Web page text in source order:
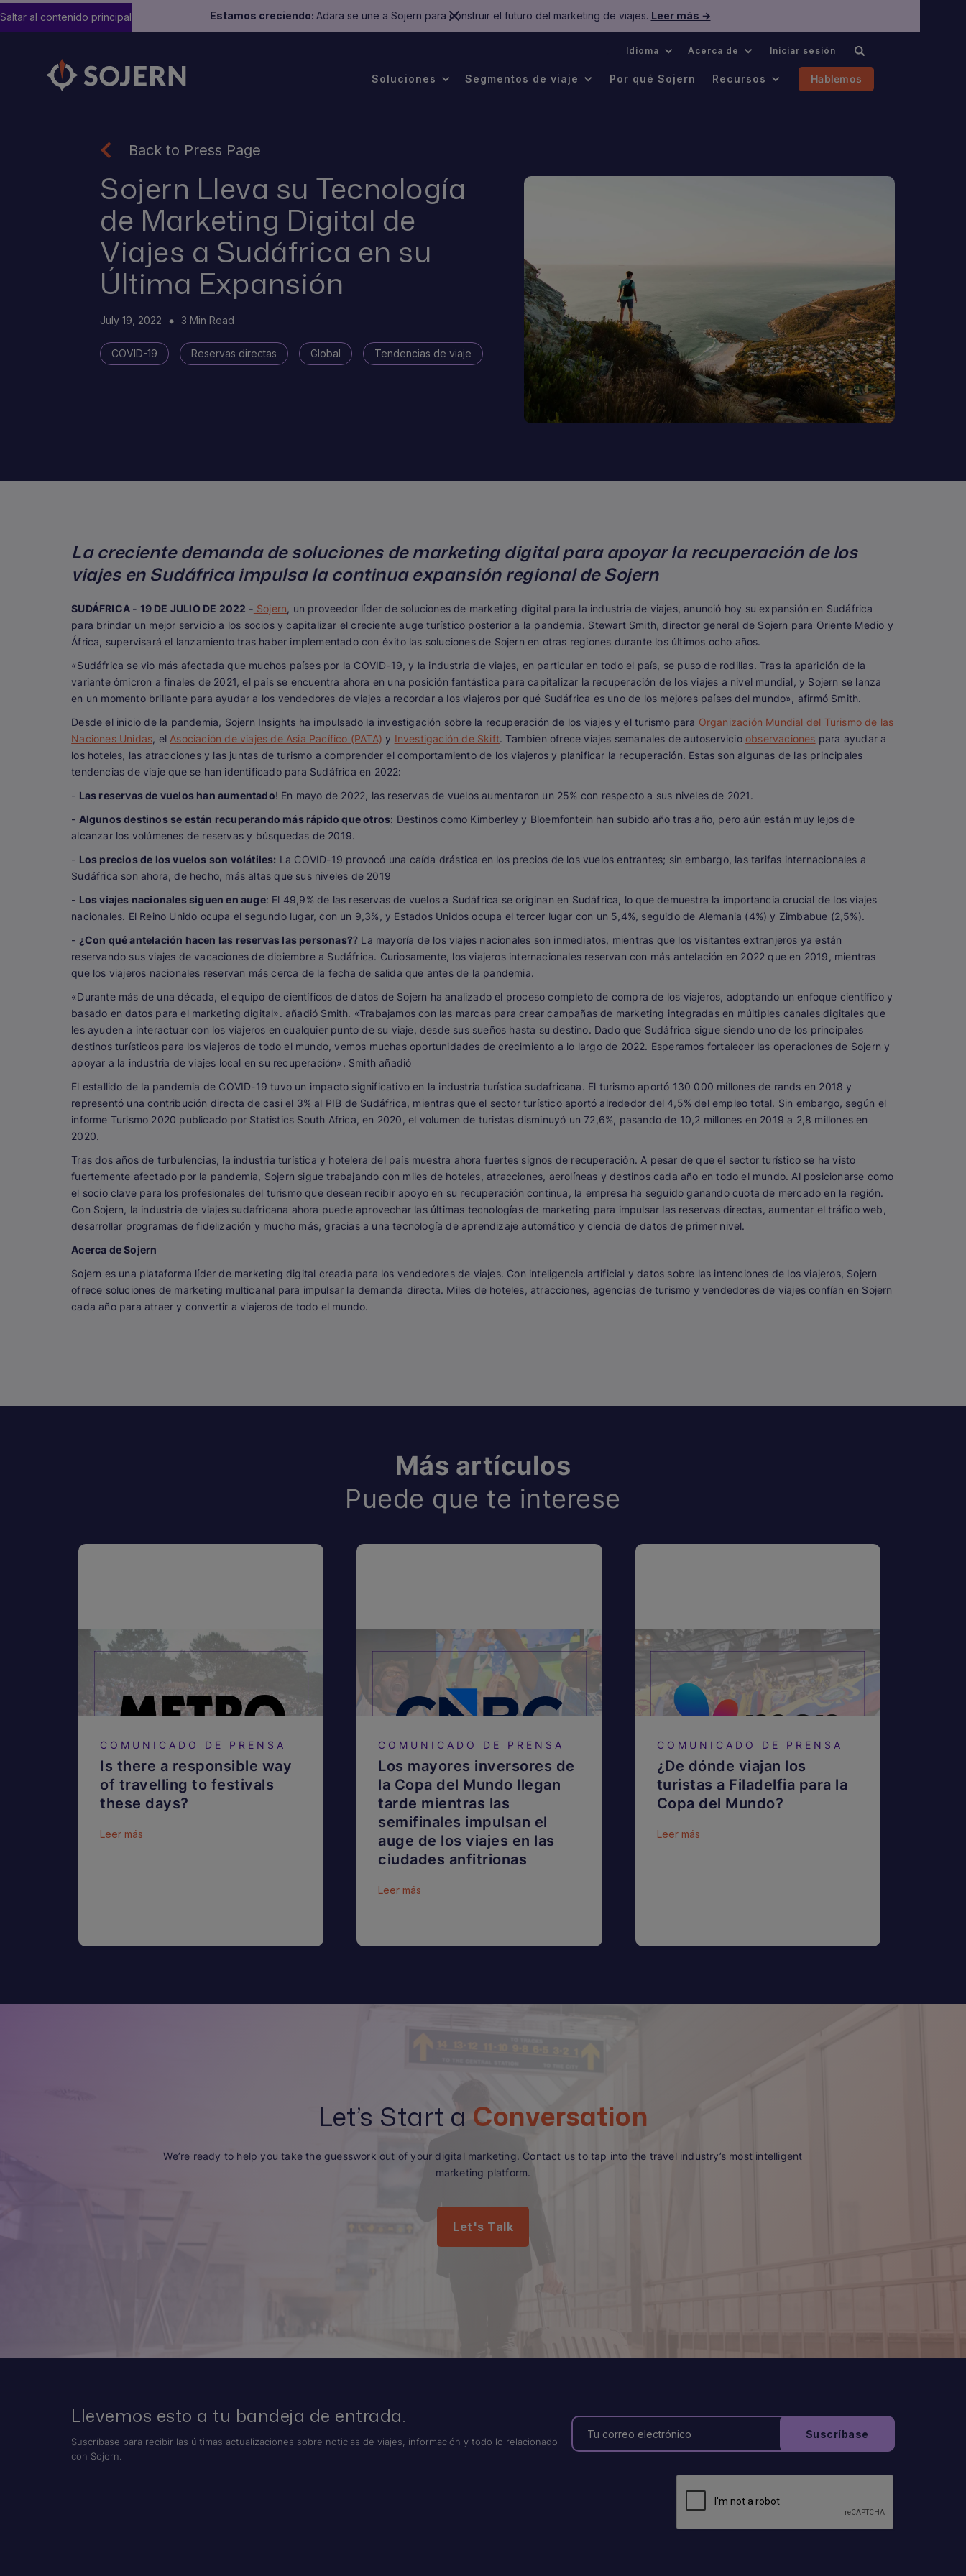
Estamos creciendo: Adara se une a Sojern para construir el futuro del marketing de viajes. Leer más →
Saltar al contenido principal
Idioma Acerca de Iniciar sesión
Soluciones Segmentos de viaje Por qué Sojern Recursos Hablemos
Back to Press Page
Sojern Lleva su Tecnología
de Marketing Digital de
Viajes a Sudáfrica en su
Última Expansión
July 19, 2022 3 Min Read
COVID-19 Reservas directas Global Tendencias de viaje
La creciente demanda de soluciones de marketing digital para apoyar la recuperación de los
viajes en Sudáfrica impulsa la continua expansión regional de Sojern
SUDÁFRICA - 19 DE JULIO DE 2022 - Sojern, un proveedor líder de soluciones de marketing digital para la industria de viajes, anunció hoy su expansión en Sudáfrica
para brindar un mejor servicio a los socios y capitalizar el creciente auge turístico posterior a la pandemia. Stewart Smith, director general de Sojern para Oriente Medio y
África, supervisará el lanzamiento tras haber implementado con éxito las soluciones de Sojern en otras regiones durante los últimos ocho años.
«Sudáfrica se vio más afectada que muchos países por la COVID-19, y la industria de viajes, en particular en todo el país, se puso de rodillas. Tras la aparición de la
variante ómicron a finales de 2021, el país se encuentra ahora en una posición fantástica para capitalizar la recuperación de los viajes a nivel mundial, y Sojern se lanza
en un momento brillante para ayudar a los vendedores de viajes a recordar a los viajeros por qué Sudáfrica es uno de los mejores países del mundo», afirmó Smith.
Desde el inicio de la pandemia, Sojern Insights ha impulsado la investigación sobre la recuperación de los viajes y el turismo para Organización Mundial del Turismo de las
Naciones Unidas, el Asociación de viajes de Asia Pacífico (PATA) y Investigación de Skift. También ofrece viajes semanales de autoservicioobservaciones para ayudar a
los hoteles, las atracciones y las juntas de turismo a comprender el comportamiento de los viajeros y planificar la recuperación. Estas son algunas de las principales
tendencias de viaje que se han identificado para Sudáfrica en 2022:
- Las reservas de vuelos han aumentado! En mayo de 2022, las reservas de vuelos aumentaron un 25% con respecto a sus niveles de 2021.
- Algunos destinos se están recuperando más rápido que otros: Destinos como Kimberley y Bloemfontein han subido año tras año, pero aún están muy lejos de
alcanzar los volúmenes de reservas y búsquedas de 2019.
- Los precios de los vuelos son volátiles: La COVID-19 provocó una caída drástica en los precios de los vuelos entrantes; sin embargo, las tarifas internacionales a
Sudáfrica son ahora, de hecho, más altas que sus niveles de 2019
- Los viajes nacionales siguen en auge: El 49,9% de las reservas de vuelos a Sudáfrica se originan en Sudáfrica, lo que demuestra la importancia crucial de los viajes
nacionales. El Reino Unido ocupa el segundo lugar, con un 9,3%, y Estados Unidos ocupa el tercer lugar con un 5,4%, seguido de Alemania (4%) y Zimbabue (2,5%).
- ¿Con qué antelación hacen las reservas las personas?? La mayoría de los viajes nacionales son inmediatos, mientras que los visitantes extranjeros ya están
reservando sus viajes de vacaciones de diciembre a Sudáfrica. Curiosamente, los viajeros internacionales reservan con más antelación en 2022 que en 2019, mientras
que los viajeros nacionales reservan más cerca de la fecha de salida que antes de la pandemia.
«Durante más de una década, el equipo de científicos de datos de Sojern ha analizado el proceso completo de compra de los viajeros, adoptando un enfoque científico y
basado en datos para el marketing digital». añadió Smith. «Trabajamos con las marcas para crear campañas de marketing integradas en múltiples canales digitales que
les ayuden a interactuar con los viajeros en cualquier punto de su viaje, desde sus sueños hasta su destino. Dado que Sudáfrica sigue siendo uno de los principales
destinos turísticos para los viajeros de todo el mundo, vemos muchas oportunidades de crecimiento a lo largo de 2022. Esperamos fortalecer las operaciones de Sojern y
apoyar a la industria de viajes local en su recuperación». Smith añadió
El estallido de la pandemia de COVID-19 tuvo un impacto significativo en la industria turística sudafricana. El turismo aportó 130 000 millones de rands en 2018 y
representó una contribución directa de casi el 3% al PIB de Sudáfrica, mientras que el sector turístico aportó alrededor del 4,5% del empleo total. Sin embargo, según el
informe Turismo 2020 publicado por Statistics South Africa, en 2020, el volumen de turistas disminuyó un 72,6%, pasando de 10,2 millones en 2019 a 2,8 millones en
2020.
Tras dos años de turbulencias, la industria turística y hotelera del país muestra ahora fuertes signos de recuperación. A pesar de que el sector turístico se ha visto
fuertemente afectado por la pandemia, Sojern sigue trabajando con miles de hoteles, atracciones, aerolíneas y destinos cada año en todo el mundo. Al posicionarse como
el socio clave para los profesionales del turismo que desean recibir apoyo en su recuperación continua, la empresa ha seguido ganando cuota de mercado en la región.
Con Sojern, la industria de viajes sudafricana ahora puede aprovechar las últimas tecnologías de marketing para impulsar las reservas directas, aumentar el tráfico web,
desarrollar programas de fidelización y mucho más, gracias a una tecnología de aprendizaje automático y ciencia de datos de primer nivel.
Acerca de Sojern
Sojern es una plataforma líder de marketing digital creada para los vendedores de viajes. Con inteligencia artificial y datos sobre las intenciones de los viajeros, Sojern
ofrece soluciones de marketing multicanal para impulsar la demanda directa. Miles de hoteles, atracciones, agencias de turismo y vendedores de viajes confían en Sojern
cada año para atraer y convertir a viajeros de todo el mundo.
Más artículos
Puede que te interese
COMUNICADO DE PRENSA
Is there a responsible way
of travelling to festivals
these days?
Leer más
COMUNICADO DE PRENSA
Los mayores inversores de
la Copa del Mundo llegan
tarde mientras las
semifinales impulsan el
auge de los viajes en las
ciudades anfitrionas
Leer más
COMUNICADO DE PRENSA
¿De dónde viajan los
turistas a Filadelfia para la
Copa del Mundo?
Leer más
Let’s Start a Conversation
We’re ready to help you take the guesswork out of your digital marketing. Contact us to tap into the travel industry’s most intelligent
marketing platform.
Let's Talk
Llevemos esto a tu bandeja de entrada.
Suscríbase para recibir las últimas actualizaciones sobre noticias de viajes, información y todo lo relacionado
con Sojern.